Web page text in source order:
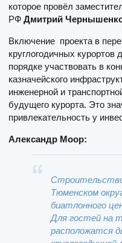
которое провёл
РФ Дмитрий
Включение проекта в
круглогодичных курортов
порядке участвовать в
казначейского
инженерной и
будущего курорта. Это
привлекательность у
Александр Моор:
Строительство
Тюменском
биатлонного
Для гостей на
расположатся